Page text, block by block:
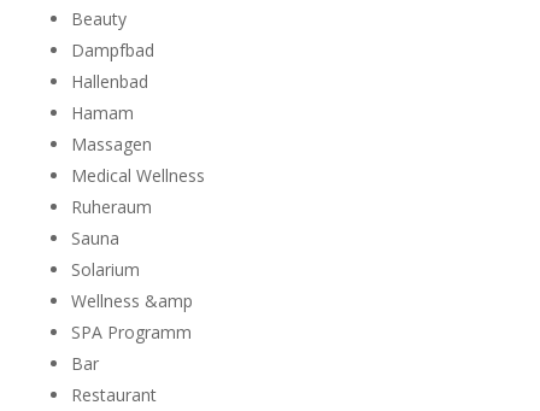
Beauty
Dampfbad
Hallenbad
Hamam
Massagen
Medical Wellness
Ruheraum
Sauna
Solarium
Wellness &amp
SPA Programm
Bar
Restaurant